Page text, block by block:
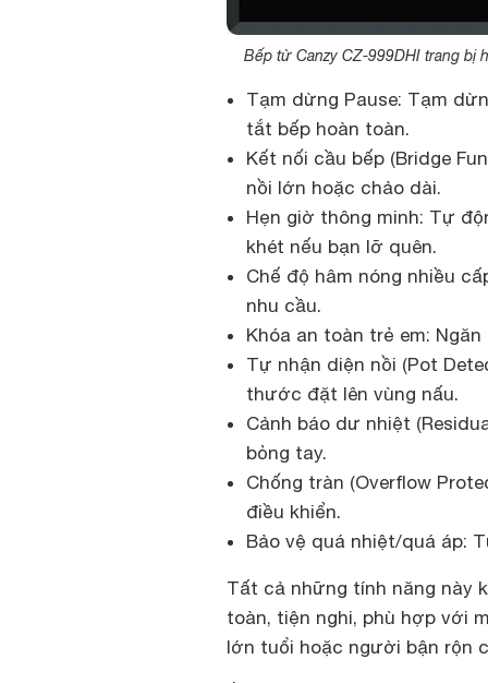
Bếp từ Canzy CZ-999DHI trang bị
Tạm dừng Pause: Tạm
tắt bếp hoàn toàn.
Kết nối cầu bếp (Bridge
nồi lớn hoặc chảo dài.
Hẹn giờ thông minh: Tự
khét nếu bạn lỡ quên.
Chế độ hâm nóng nhiều
nhu cầu.
Khóa an toàn trẻ em:
Tự nhận diện nồi (Pot
thước đặt lên vùng nấu.
Cảnh báo dư nhiệt
bỏng tay.
Chống tràn (Overflow
điều khiển.
Bảo vệ quá nhiệt/quá áp:
Tất cả những tính năng này
toàn, tiện nghi, phù hợp với
lớn tuổi hoặc người bận rộn